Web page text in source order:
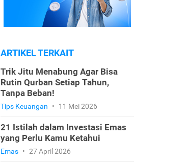
ARTIKEL TERKAIT
Trik Jitu Menabung Agar Bisa
Rutin Qurban Setiap Tahun,
Tanpa Beban!
Tips Keuangan • 11 Mei 2026
21 Istilah dalam Investasi Emas
yang Perlu Kamu Ketahui
Emas • 27 April 2026